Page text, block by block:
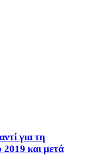
για τη
και μετά